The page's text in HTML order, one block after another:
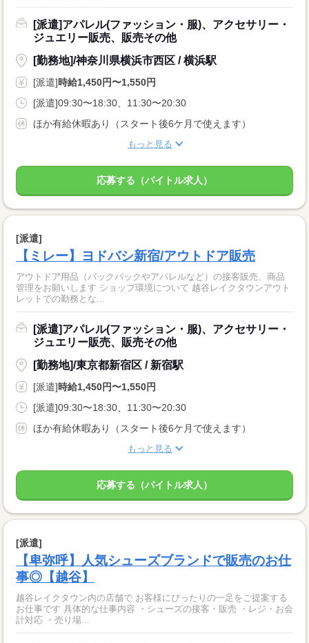
[派遣]アパレル(ファッション・服)、アクセサリー・
ジュエリー販売、販売その他
[勤務地]/神奈川県横浜市西区 / 横浜駅
[派遣]時給1,450円〜1,550円
[派遣]09:30〜18:30、11:30〜20:30
ほか有給休暇あり（スタート後6ケ月で使えます）
もっと見る
応募する（バイトル求人）
[派遣]
【ミレー】ヨドバシ新宿/アウトドア販売
アウトドア用品（バックパックやアパレルなど）の接客販売、商品
管理をお願いします ショップ環境について 越谷レイクタウンアウト
レットでの勤務とな...
[派遣]アパレル(ファッション・服)、アクセサリー・
ジュエリー販売、販売その他
[勤務地]/東京都新宿区 / 新宿駅
[派遣]時給1,450円〜1,550円
[派遣]09:30〜18:30、11:30〜20:30
ほか有給休暇あり（スタート後6ケ月で使えます）
もっと見る
応募する（バイトル求人）
[派遣]
【卑弥呼】人気シューズブランドで販売のお仕
事◎【越谷】
越谷レイクタウン内の店舗で お客様にぴったりの一足をご提案する
お仕事です 具体的な仕事内容 ・シューズの接客・販売 ・レジ・お会
計対応 ・売り場...